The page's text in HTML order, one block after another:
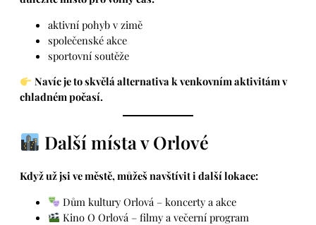
aktivní pohyb v zimě
společenské akce
sportovní soutěže
Navíc je to skvělá alternativa k venkovním aktivitám v
chladném počasí.
Další místa v Orlové
Když už jsi ve městě, můžeš navštívit i další lokace:
Dům kultury Orlová – koncerty a akce
Kino O Orlová – filmy a večerní program